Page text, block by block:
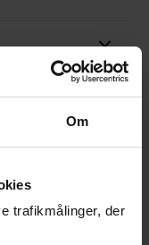
Om
trafikmålinger, der